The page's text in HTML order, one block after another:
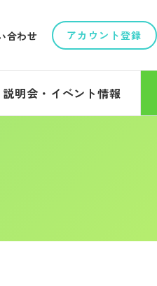
合わせ アカウント登録
説明会・イベント情報